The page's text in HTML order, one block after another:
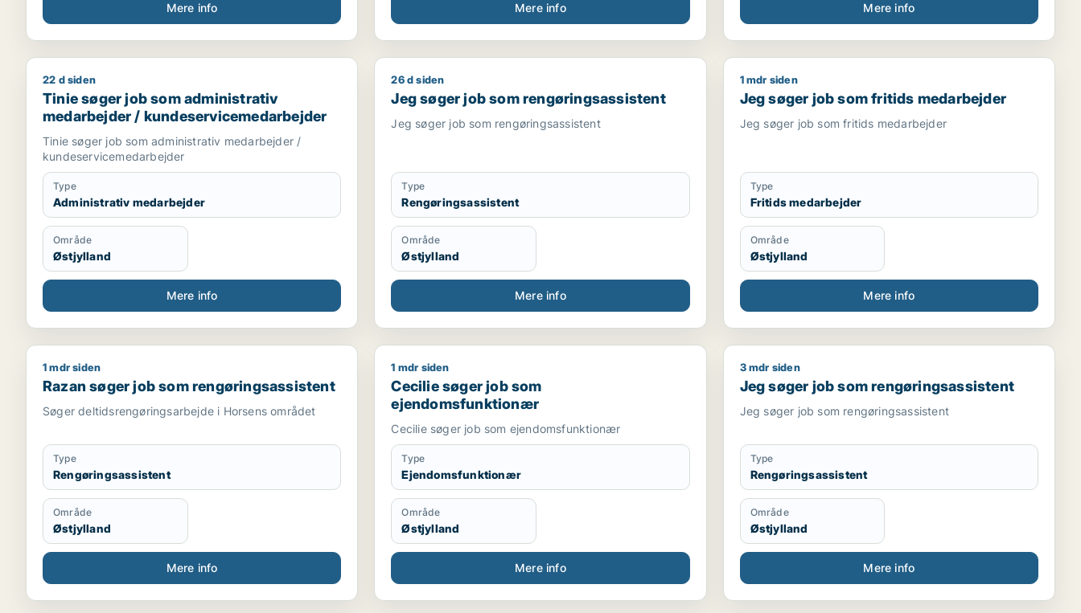
Mere info Mere info Mere info
Tinie søger job som administrativ medarbejder / kundeservicemedarbejder
22 d siden
Tinie søger job som administrativ
medarbejder / kundeservicemedarbejder
Tinie søger job som administrativ medarbejder /
kundeservicemedarbejder
Type
Administrativ medarbejder
Område
Østjylland
Mere info
Jeg søger job som rengøringsassistent
26 d siden
Jeg søger job som rengøringsassistent
Jeg søger job som rengøringsassistent
Type
Rengøringsassistent
Område
Østjylland
Mere info
Jeg søger job som fritids medarbejder
1 mdr siden
Jeg søger job som fritids medarbejder
Jeg søger job som fritids medarbejder
Type
Fritids medarbejder
Område
Østjylland
Mere info
Razan søger job som rengøringsassistent
1 mdr siden
Razan søger job som rengøringsassistent
Søger deltidsrengøringsarbejde i Horsens området
Type
Rengøringsassistent
Område
Østjylland
Mere info
Cecilie søger job som ejendomsfunktionær
1 mdr siden
Cecilie søger job som
ejendomsfunktionær
Cecilie søger job som ejendomsfunktionær
Type
Ejendomsfunktionær
Område
Østjylland
Mere info
Jeg søger job som rengøringsassistent
3 mdr siden
Jeg søger job som rengøringsassistent
Jeg søger job som rengøringsassistent
Type
Rengøringsassistent
Område
Østjylland
Mere info